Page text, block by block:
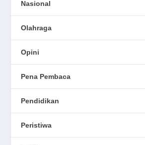
Nasional
Olahraga
Opini
Pena Pembaca
Pendidikan
Peristiwa